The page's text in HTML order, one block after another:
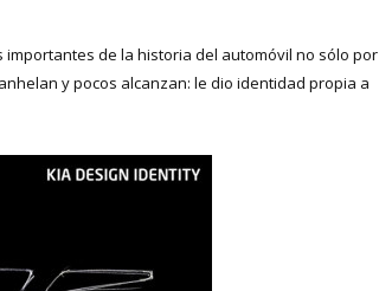
de la historia del automóvil no sólo por
y pocos alcanzan: le dio identidad propia a